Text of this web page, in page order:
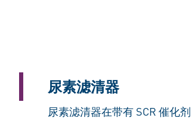
尿素滤清器
尿素滤清器在带有 SCR 催化